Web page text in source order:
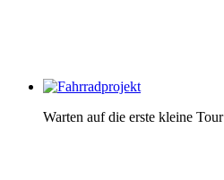
Warten auf die erste kleine Tour